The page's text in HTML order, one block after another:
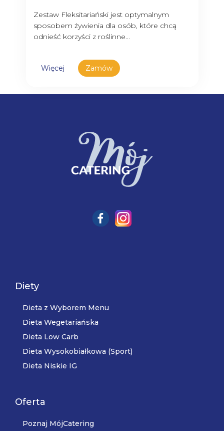
Zestaw Fleksitariański jest optymalnym
sposobem żywienia dla osób, które chcą
odnieść korzyści z roślinne...
Więcej Zamów
Diety
Dieta z Wyborem Menu
Dieta Wegetariańska
Dieta Low Carb
Dieta Wysokobiałkowa (Sport)
Dieta Niskie IG
Oferta
Poznaj MójCatering